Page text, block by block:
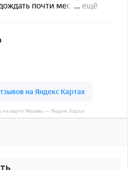
на карте Москвы — Яндекс Карты